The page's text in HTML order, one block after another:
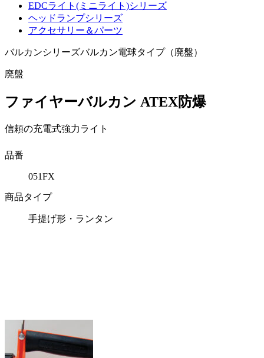
EDCライト(ミニライト)シリーズ
ヘッドランプシリーズ
アクセサリー＆パーツ
バルカンシリーズバルカン電球タイプ（廃盤）
廃盤
ファイヤーバルカン ATEX防爆
信頼の充電式強力ライト
品番
051FX
商品タイプ
手提げ形・ランタン